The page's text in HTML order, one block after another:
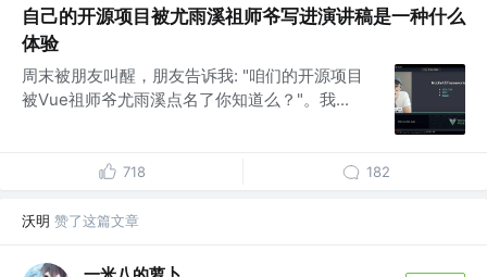
自己的开源项目被尤雨溪祖师爷写进演讲稿是一种什么
体验
周末被朋友叫醒，朋友告诉我: "咱们的开源项目
被Vue祖师爷尤雨溪点名了你知道么？"。我...
718 182
沃明 赞了这篇文章